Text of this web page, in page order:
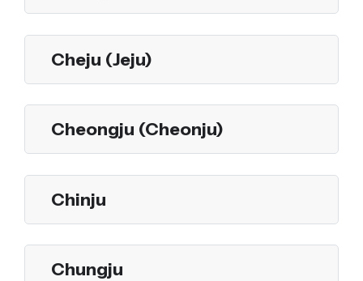
Cheju (Jeju)
Cheongju (Cheonju)
Chinju
Chungju